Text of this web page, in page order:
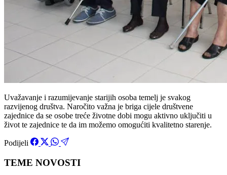
Uvažavanje i razumijevanje starijih osoba temelj je svakog
razvijenog društva. Naročito važna je briga cijele društvene
zajednice da se osobe treće životne dobi mogu aktivno uključiti u
život te zajednice te da im možemo omogućiti kvalitetno starenje.
Podijeli
TEME NOVOSTI